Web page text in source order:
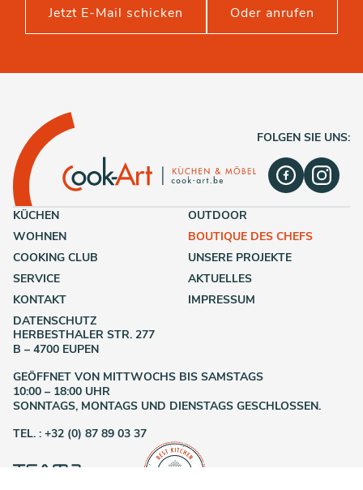
Jetzt E-Mail schicken Oder anrufen
FOLGEN SIE UNS:
KÜCHEN
OUTDOOR
WOHNEN
BOUTIQUE DES CHEFS
COOKING CLUB
UNSERE PROJEKTE
SERVICE
AKTUELLES
KONTAKT
IMPRESSUM
DATENSCHUTZ
HERBESTHALER STR. 277
B – 4700 EUPEN
GEÖFFNET VON MITTWOCHS BIS SAMSTAGS
10:00 – 18:00 UHR
SONNTAGS, MONTAGS UND DIENSTAGS GESCHLOSSEN.
TEL. : +32 (0) 87 89 03 37